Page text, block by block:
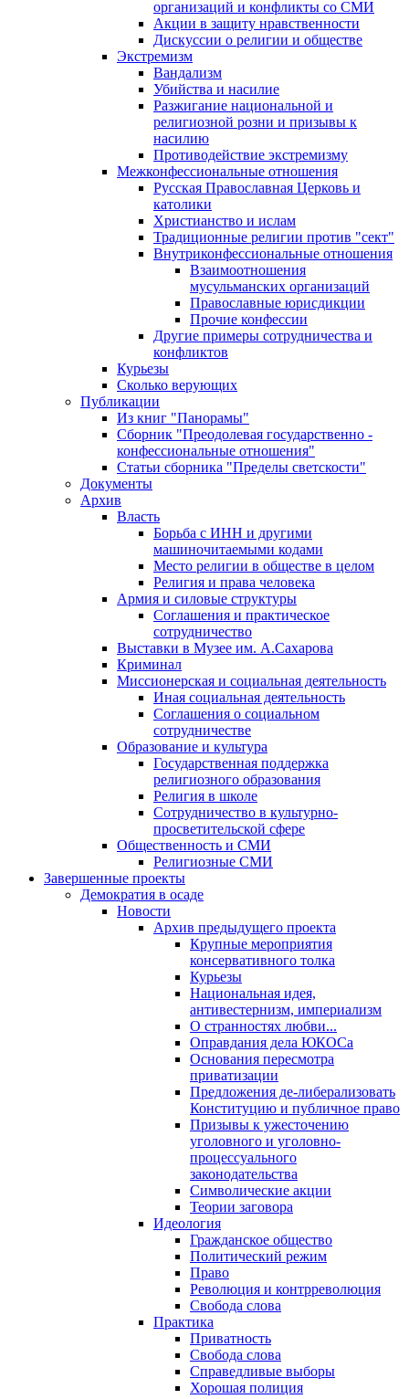
организаций и конфликты со СМИ
Акции в защиту нравственности
Дискуссии о религии и обществе
Экстремизм
Вандализм
Убийства и насилие
Разжигание национальной и
религиозной розни и призывы к
насилию
Противодействие экстремизму
Межконфессиональные отношения
Русская Православная Церковь и
католики
Христианство и ислам
Традиционные религии против "сект"
Внутриконфессиональные отношения
Взаимоотношения
мусульманских организаций
Православные юрисдикции
Прочие конфессии
Другие примеры сотрудничества и
конфликтов
Курьезы
Сколько верующих
Публикации
Из книг "Панорамы"
Сборник "Преодолевая государственно -
конфессиональные отношения"
Статьи сборника "Пределы светскости"
Документы
Архив
Власть
Борьба с ИНН и другими
машиночитаемыми кодами
Место религии в обществе в целом
Религия и права человека
Армия и силовые структуры
Соглашения и практическое
сотрудничество
Выставки в Музее им. А.Сахарова
Криминал
Миссионерская и социальная деятельность
Иная социальная деятельность
Соглашения о социальном
сотрудничестве
Образование и культура
Государственная поддержка
религиозного образования
Религия в школе
Сотрудничество в культурно-
просветительской сфере
Общественность и СМИ
Религиозные СМИ
Завершенные проекты
Демократия в осаде
Новости
Архив предыдущего проекта
Крупные мероприятия
консервативного толка
Курьезы
Национальная идея,
антивестернизм, империализм
О странностях любви...
Оправдания дела ЮКОСа
Основания пересмотра
приватизации
Предложения де-либерализовать
Конституцию и публичное право
Призывы к ужесточению
уголовного и уголовно-
процессуального
законодательства
Символические акции
Теории заговора
Идеология
Гражданское общество
Политический режим
Право
Революция и контрреволюция
Свобода слова
Практика
Приватность
Свобода слова
Справедливые выборы
Хорошая полиция